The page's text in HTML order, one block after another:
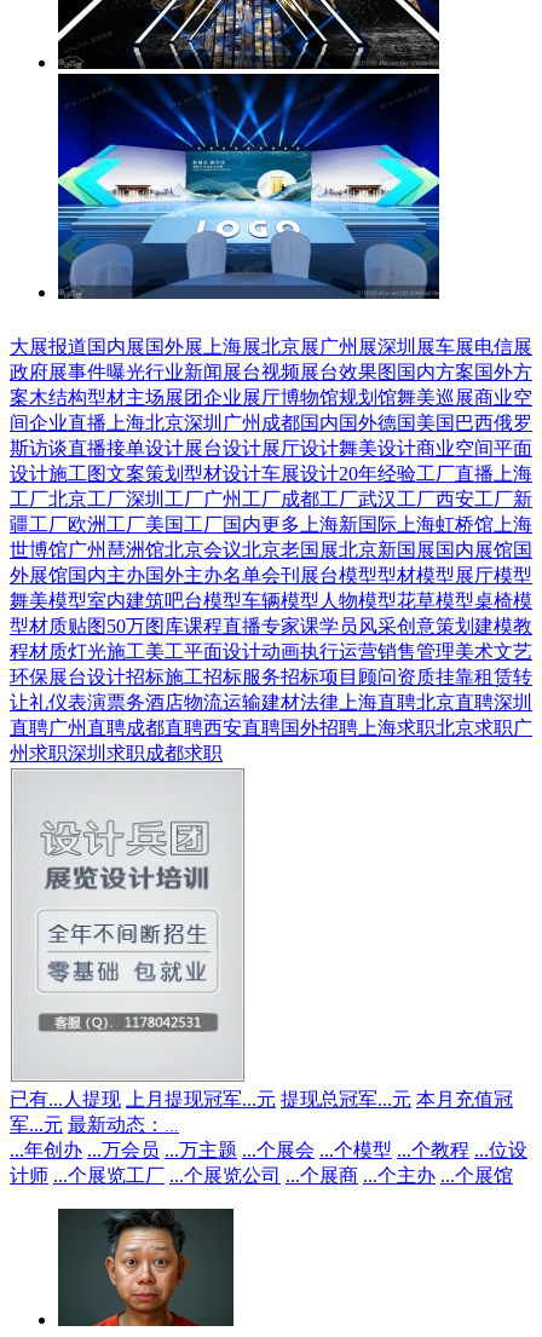
大展报道国内展国外展 上海展北京展广州展深圳展车展电信展
政府展事件曝光行业新闻 展台视频展台效果图 国内方案国外方
案木结构型材主场展团企业展厅博物馆规划馆舞美巡展商业空
间企业直播 上海北京深圳 广州 成都国内国外德国美国 巴西俄罗
斯访谈直播接单设计展台设计展厅设计舞美设计商业空间平面
设计施工图文案策划 型材设计车展设计20年经验工厂直播 上海
工厂北京工厂深圳工厂广州工厂成都工厂武汉工厂西安工厂新
疆工厂欧洲工厂美国工厂国内更多 上海新国际 上海虹桥馆 上海
世博馆广州琶洲馆北京会议北京老国展北京新国展国内展馆国
外展馆国内主办国外主办名单会刊 展台模型型材模型展厅模型
舞美模型室内建筑吧台模型车辆模型 人物模型花草模型桌椅模
型材质贴图50万图库课程直播专家课学员风采创意策划 建模教
程材质灯光施工美工平面设计动画执行运营销售管理美术文艺
环保展台设计招标施工招标服务招标项目顾问资质挂靠租赁转
让礼仪表演票务酒店物流运输建材法律 上海直聘北京直聘深圳
直聘广州直聘成都直聘西安直聘国外招聘 上海求职北京求职广
州求职深圳求职成都求职
已有... 人提现 上月提现冠军...元 提现总冠军...元 本月充值冠
军...元 最新动态：
...年创办 ...万会员 ...万主题 ...个展会 ...个模型 ...个教程 ...位设
计师 ...个展览工厂 ...个展览公司 ...个展商 ...个主办 ...个展馆